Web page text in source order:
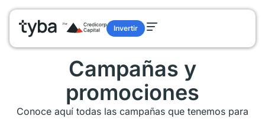
Invertir
Campañas y
promociones
Conoce aquí todas las campañas que tenemos para